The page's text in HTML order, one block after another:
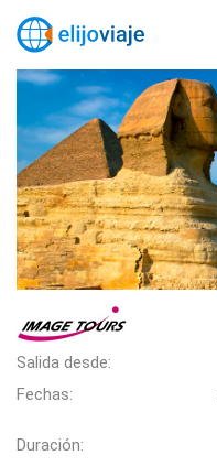
Salida desde:
Fechas:
Duración: